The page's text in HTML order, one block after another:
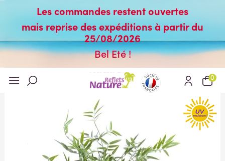
Les commandes restent ouvertes
mais reprise des expéditions à partir du
25/08/2026
Bel Eté !
0